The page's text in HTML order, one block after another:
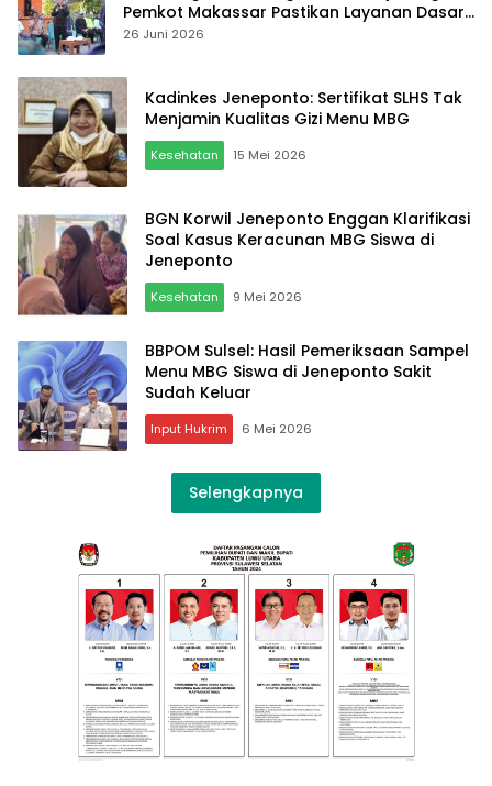
Pemkot Makassar Pastikan Layanan Dasar
Jangkau Warga Kepulauan Terlua
26 Juni 2026
Kadinkes Jeneponto: Sertifikat SLHS Tak
Menjamin Kualitas Gizi Menu MBG
Kesehatan 15 Mei 2026
BGN Korwil Jeneponto Enggan Klarifikasi
Soal Kasus Keracunan MBG Siswa di
Jeneponto
Kesehatan 9 Mei 2026
BBPOM Sulsel: Hasil Pemeriksaan Sampel
Menu MBG Siswa di Jeneponto Sakit
Sudah Keluar
Input Hukrim 6 Mei 2026
Selengkapnya